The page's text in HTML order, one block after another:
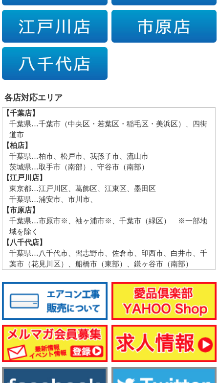
各店対応エリア
【千葉店】
千葉県…千葉市（中央区・若葉区・稲毛区・美浜区）、四街
道市
【柏店】
千葉県…柏市、松戸市、我孫子市、流山市
茨城県…取手市（南部）、守谷市（南部）
【江戸川店】
東京都…江戸川区、葛飾区、江東区、墨田区
千葉県…浦安市、市川市、
【市原店】
千葉県…市原市※、袖ヶ浦市※、千葉市（緑区） ※一部地
域を除く
【八千代店】
千葉県…八千代市、習志野市、佐倉市、印西市、白井市、千
葉市（花見川区）、船橋市（東部）、鎌ヶ谷市（南部）